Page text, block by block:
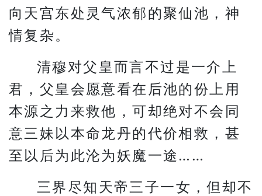
向天宫东处灵气浓郁的聚仙池，神
情复杂。
清穆对父皇而言不过是一介上
君，父皇会愿意看在后池的份上用
本源之力来救他，可却绝对不会同
意三妹以本命龙丹的代价相救，甚
至以后为此沦为妖魔一途……
三界尽知天帝三子一女，但却不